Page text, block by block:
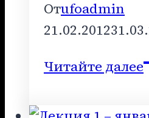
Отufoadmin
21.02.2012
Читайте далее